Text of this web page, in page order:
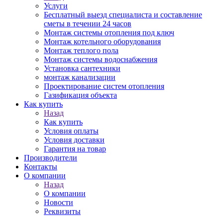
Услуги
Бесплатный выезд специалиста и составление
сметы в течении 24 часов
Монтаж системы отопления под ключ
Монтаж котельного оборудования
Монтаж теплого пола
Монтаж системы водоснабжения
Установка сантехники
монтаж канализации
Проектирование систем отопления
Газификация объекта
Как купить
Назад
Как купить
Условия оплаты
Условия доставки
Гарантия на товар
Производители
Контакты
О компании
Назад
О компании
Новости
Реквизиты